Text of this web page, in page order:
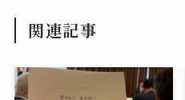
関連記事